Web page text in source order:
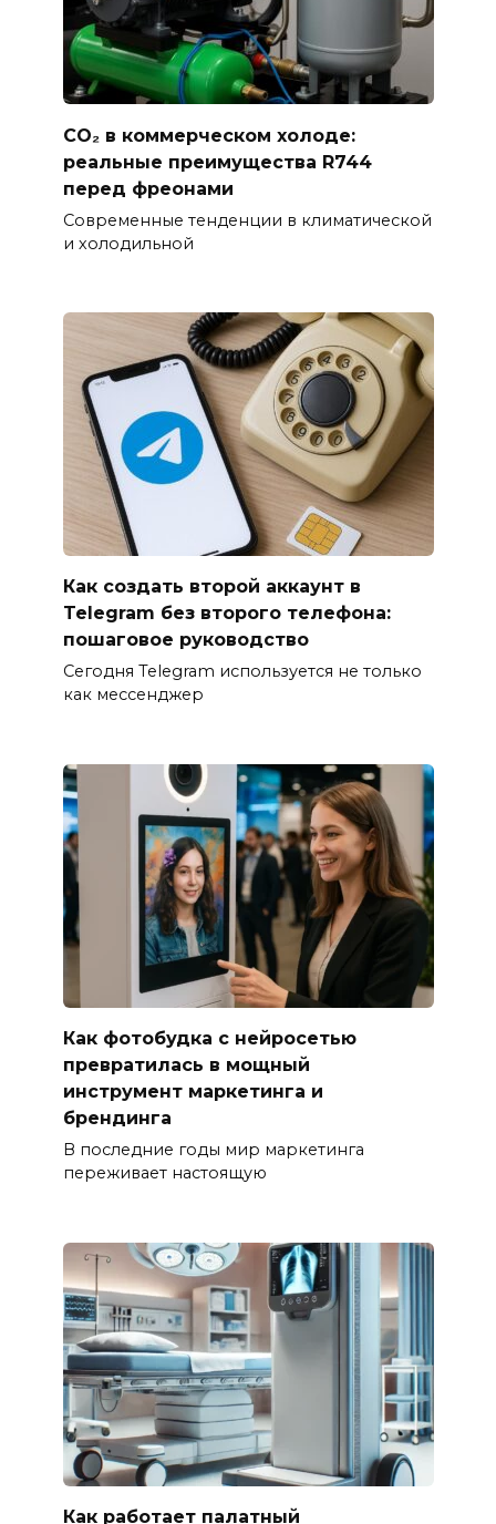
CO₂ в коммерческом холоде:
реальные преимущества R744
перед фреонами
Современные тенденции в климатической
и холодильной
Как создать второй аккаунт в
Telegram без второго телефона:
пошаговое руководство
Сегодня Telegram используется не только
как мессенджер
Как фотобудка с нейросетью
превратилась в мощный
инструмент маркетинга и
брендинга
В последние годы мир маркетинга
переживает настоящую
Как работает палатный